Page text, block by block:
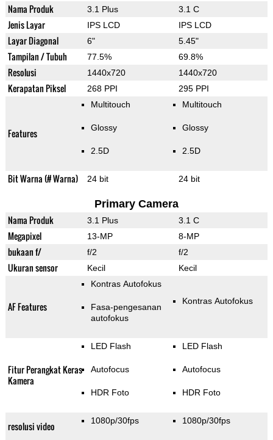
Nama Produk 3.1 Plus 3.1 C
Jenis Layar IPS LCD IPS LCD
Layar Diagonal 6" 5.45"
Tampilan / Tubuh 77.5% 69.8%
Resolusi 1440x720 1440x720
Kerapatan Piksel 268 PPI 295 PPI
Features
Multitouch
Glossy
2.5D
Multitouch
Glossy
2.5D
Bit Warna (# Warna) 24 bit 24 bit
Primary Camera
Nama Produk 3.1 Plus 3.1 C
Megapixel 13-MP 8-MP
bukaan f/ f/2 f/2
Ukuran sensor Kecil Kecil
AF Features
Kontras Autofokus
Fasa-pengesanan
autofokus
Kontras Autofokus
Fitur Perangkat Keras
Kamera
LED Flash
Autofocus
HDR Foto
LED Flash
Autofocus
HDR Foto
resolusi video 1080p/30fps 1080p/30fps